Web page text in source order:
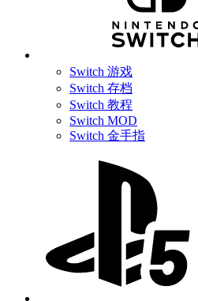
Switch 游戏
Switch 存档
Switch 教程
Switch MOD
Switch 金手指